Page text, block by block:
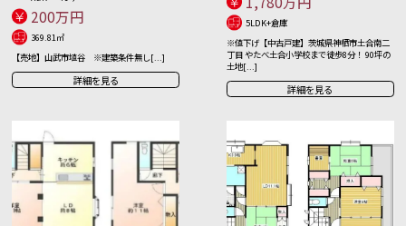
200万円
369.81㎡
【売地】山武市埴谷 ※建築条件無し[...]
詳細を見る
5LDK+倉庫
※値下げ【中古戸建】茨城県神栖市土合南二
丁目 やたべ土合小学校まで徒歩8分！ 90坪の
土地[...]
詳細を見る